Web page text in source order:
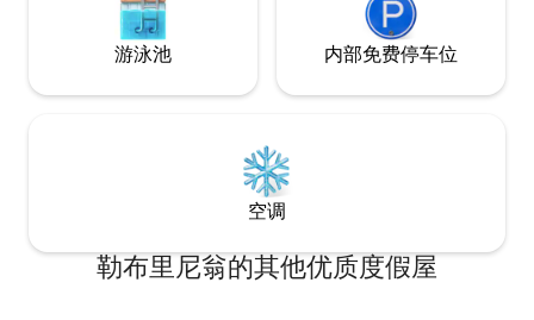
游泳池 内部免费停车位
空调
勒布里尼翁的其他优质度假屋